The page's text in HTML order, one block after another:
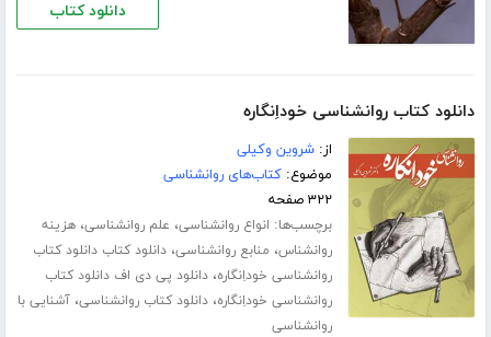
دانلود کتاب
دانلود کتاب روانشناسی خوداِنگاره
از:شروین وکیلی
موضوع:کتاب‌های روانشناسی
۳۲۲ صفحه
برچسب‌ها: انواع روانشناسی، علم روانشناسی،هزینه
روانشناس، منابع روانشناسی،دانلود کتاب دانلود کتاب
روانشناسی خوداِنگاره،دانلود پی دی اف دانلود کتاب
روانشناسی خوداِنگاره،دانلود کتاب روانشناسی،آشنایی با
روانشناسی